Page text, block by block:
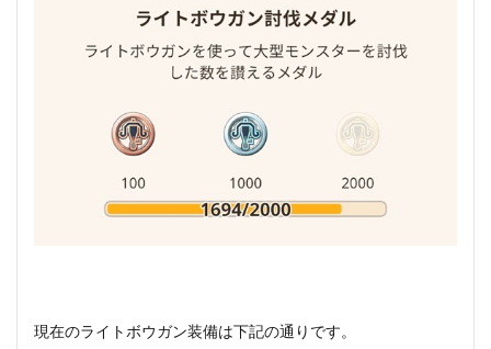
現在のライトボウガン装備は下記の通りです。